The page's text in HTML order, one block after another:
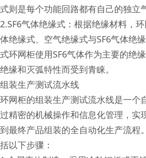
式则是每个功能回路都有自己的独立
2.SF6气体绝缘式：根据绝缘材料，
体绝缘式、空气绝缘式与SF6气体绝
式环网柜使用SF6气体作为主要的绝
绝缘和灭弧特性而受到青睐。
组装生产测试流水线
环网柜的组装生产测试流水线是一个
过精密的机械操作和信息化管理，实
到最终产品组装的全自动化生产流程
括以下步骤：